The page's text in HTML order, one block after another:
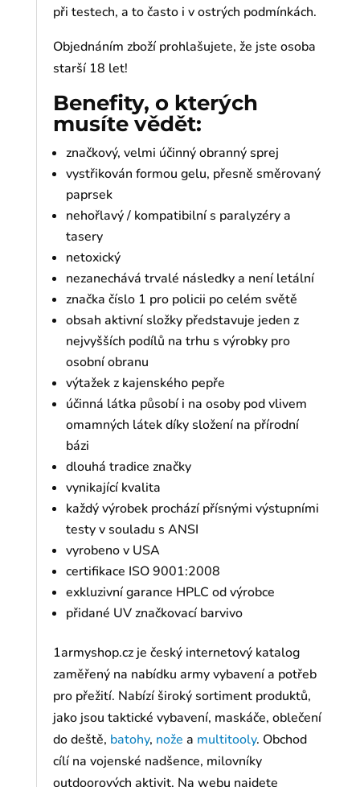
při testech, a to často i v ostrých podmínkách.
Objednáním zboží prohlašujete, že jste osoba
starší 18 let!
Benefity, o kterých
musíte vědět:
značkový, velmi účinný obranný sprej
vystřikován formou gelu, přesně směrovaný
paprsek
nehořlavý / kompatibilní s paralyzéry a
tasery
netoxický
nezanechává trvalé následky a není letální
značka číslo 1 pro policii po celém světě
obsah aktivní složky představuje jeden z
nejvyšších podílů na trhu s výrobky pro
osobní obranu
výtažek z kajenského pepře
účinná látka působí i na osoby pod vlivem
omamných látek díky složení na přírodní
bázi
dlouhá tradice značky
vynikající kvalita
každý výrobek prochází přísnými výstupními
testy v souladu s ANSI
vyrobeno v USA
certifikace ISO 9001:2008
exkluzivní garance HPLC od výrobce
přidané UV značkovací barvivo
1armyshop.cz je český internetový katalog
zaměřený na nabídku army vybavení a potřeb
pro přežití. Nabízí široký sortiment produktů,
jako jsou taktické vybavení, maskáče, oblečení
do deště, batohy, nože a multitooly. Obchod
cílí na vojenské nadšence, milovníky
outdoorových aktivit. Na webu najdete